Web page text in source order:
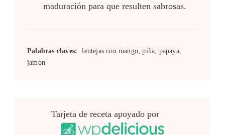
maduración para que resulten sabrosas.
Palabras claves:
lentejas con mango, piña, papaya,
jamón
Tarjeta de receta apoyado por